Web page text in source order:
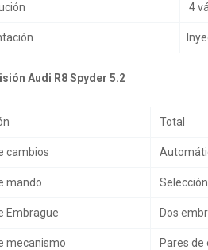
4
Audi R8 Spyder 5.2
Total
cambios
mando Selección
Embrague Dos
mecanismo Pares de